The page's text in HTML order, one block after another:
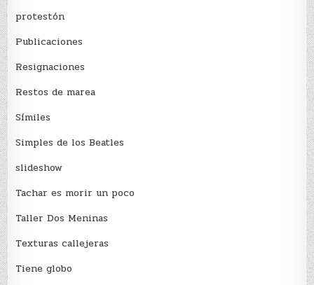
protestón
Publicaciones
Resignaciones
Restos de marea
Sí­miles
Simples de los Beatles
slideshow
Tachar es morir un poco
Taller Dos Meninas
Texturas callejeras
Tiene globo